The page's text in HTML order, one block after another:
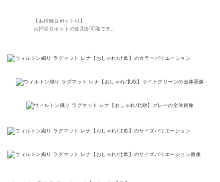
【お掃除ロボット可】
お掃除ロボットの使用が可能です。